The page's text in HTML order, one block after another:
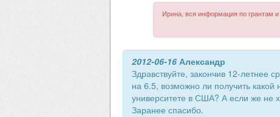
Ирина, вся информация по грантам
2012-06-16 Александр
Здравствуйте, закончив 12-летнее
на 6.5, возможно ли получить какой
университете в США? А если же не
Заранее спасибо.